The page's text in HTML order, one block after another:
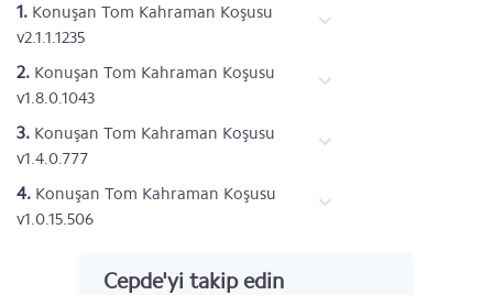
1. Konuşan Tom Kahraman Koşusu
v2.1.1.1235
2. Konuşan Tom Kahraman Koşusu
v1.8.0.1043
3. Konuşan Tom Kahraman Koşusu
v1.4.0.777
4. Konuşan Tom Kahraman Koşusu
v1.0.15.506
Cepde'yi takip edin